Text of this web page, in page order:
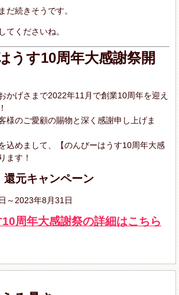
だ続きそうです。
てくださいね。
うす10周年大感謝祭開
かげさまで2022年11月で創業10周年を迎え
様のご愛顧の賜物と深く感謝申し上げま
込めまして、【のんびーはうす10周年大感
ます！
還元キャンペーン
～2023年8月31日
周年大感謝祭の詳細はこちら